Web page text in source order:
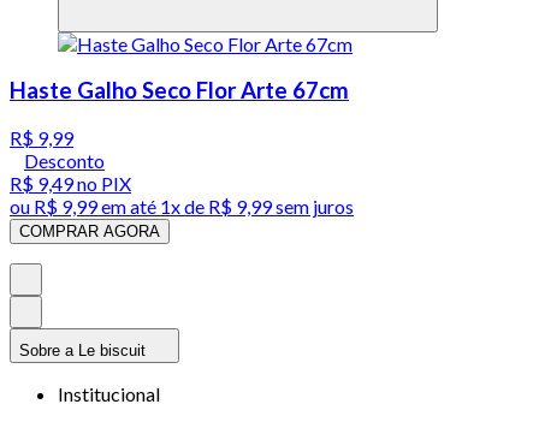
Haste Galho Seco Flor Arte 67cm
R$ 9,99
Desconto
R$ 9,49no PIX
ou R$ 9,99em até 1x de R$ 9,99sem juros
COMPRAR AGORA
Sobre a Le biscuit
Institucional